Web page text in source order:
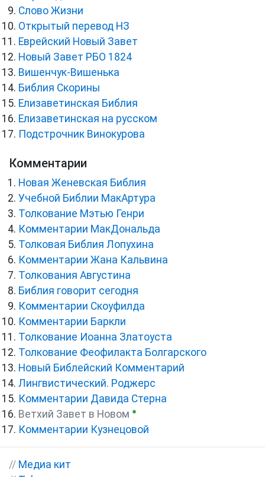
Слово Жизни
Открытый перевод НЗ
Еврейский Новый Завет
Новый Завет РБО 1824
Вишенчук-Вишенька
Библия Скорины
Елизаветинская Библия
Елизаветинская на русском
Подстрочник Винокурова
Комментарии
Новая Женевская Библия
Учебной Библии МакАртура
Толкование Мэтью Генри
Комментарии МакДональда
Толковая Библия Лопухина
Комментарии Жана Кальвина
Толкования Августина
Библия говорит сегодня
Комментарии Скоуфилда
Комментарии Баркли
Толкование Иоанна Златоуста
Толкование Феофилакта Болгарского
Новый Библейский Комментарий
Лингвистический. Роджерс
Комментарии Давида Стерна
Ветхий Завет в Новом ●
Комментарии Кузнецовой
// Медиа кит